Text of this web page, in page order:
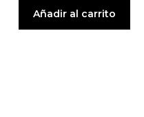
Añadir al carrito